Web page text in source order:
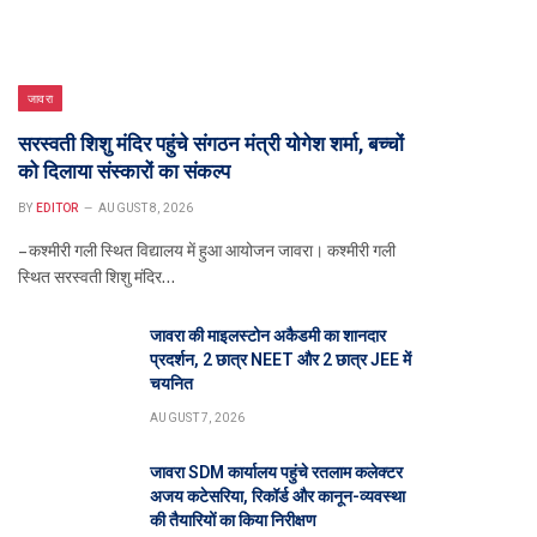
जावरा
सरस्वती शिशु मंदिर पहुंचे संगठन मंत्री योगेश शर्मा, बच्चों
को दिलाया संस्कारों का संकल्प
BY EDITOR AUGUST 8, 2026
– कश्मीरी गली स्थित विद्यालय में हुआ आयोजन जावरा। कश्मीरी गली
स्थित सरस्वती शिशु मंदिर…
जावरा की माइलस्टोन अकैडमी का शानदार
प्रदर्शन, 2 छात्र NEET और 2 छात्र JEE में
चयनित
AUGUST 7, 2026
जावरा SDM कार्यालय पहुंचे रतलाम कलेक्टर
अजय कटेसरिया, रिकॉर्ड और कानून-व्यवस्था
की तैयारियों का किया निरीक्षण